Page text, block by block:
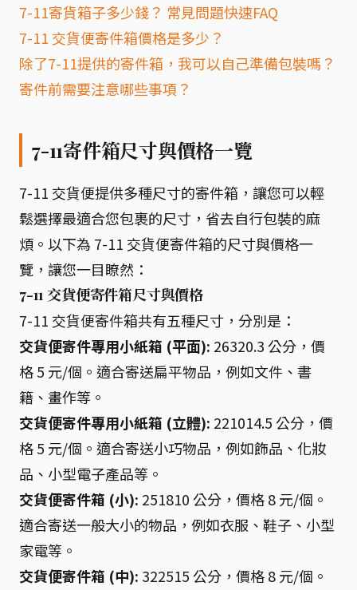
7-11寄貨箱子多少錢？ 常見問題快速FAQ
7-11 交貨便寄件箱價格是多少？
除了7-11提供的寄件箱，我可以自己準備包裝嗎？
寄件前需要注意哪些事項？
7-11寄件箱尺寸與價格一覽
7-11 交貨便提供多種尺寸的寄件箱，讓您可以輕
鬆選擇最適合您包裹的尺寸，省去自行包裝的麻
煩。以下為 7-11 交貨便寄件箱的尺寸與價格一
覽，讓您一目瞭然：
7-11 交貨便寄件箱尺寸與價格
7-11 交貨便寄件箱共有五種尺寸，分別是：
交貨便寄件專用小紙箱 (平面): 26320.3 公分，價
格 5 元/個。適合寄送扁平物品，例如文件、書
籍、畫作等。
交貨便寄件專用小紙箱 (立體): 221014.5 公分，價
格 5 元/個。適合寄送小巧物品，例如飾品、化妝
品、小型電子產品等。
交貨便寄件箱 (小): 251810 公分，價格 8 元/個。
適合寄送一般大小的物品，例如衣服、鞋子、小型
家電等。
交貨便寄件箱 (中): 322515 公分，價格 8 元/個。